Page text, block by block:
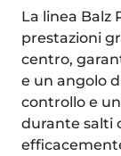
La linea Balz
prestazioni
centro,
e un angolo
controllo e
durante salti